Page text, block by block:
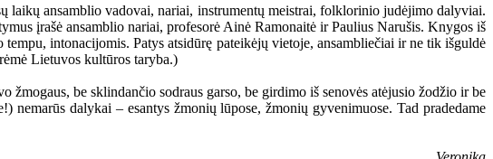
ansamblio vadovai, nariai, instrumentų meistrai, folklorinio judėjimo dalyviai.
įrašė ansamblio nariai, profesorė Ainė Ramonaitė ir Paulius Narušis. Knygos iš
intonacijomis. Patys atsidūrę pateikėjų vietoje, ansambliečiai ir ne tik išguldė
Lietuvos kultūros taryba.)
be sklindančio sodraus garso, be girdimo iš senovės atėjusio žodžio ir be
dalykai – esantys žmonių lūpose, žmonių gyvenimuose. Tad pradedame